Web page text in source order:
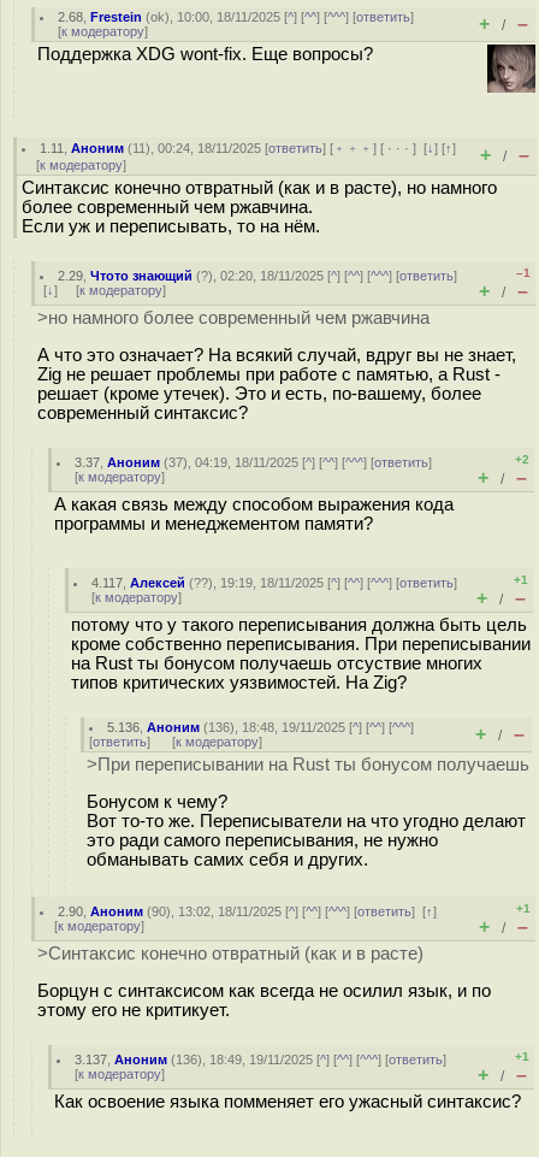
2.68 ,Frestein (ok), 10:00, 18/11/2025 [^] [^^] [^^^] [ответить]
[к модератору] + / –
Поддержка XDG wont-fix. Еще вопросы?
1.11 ,Аноним (11), 00:24, 18/11/2025 [ответить] [ ﹢﹢﹢] [ · · ·][↓] [↑]
[к модератору] + / –
Синтаксис конечно отвратный (как и в расте), но намного
более современный чем ржавчина.
Если уж и переписывать, то на нём.
2.29 ,Чтото знающий (?), 02:20, 18/11/2025 [^] [^^] [^^^] [ответить]
[↓] [к модератору]
–1
+ / –
>но намного более современный чем ржавчина
А что это означает? На всякий случай, вдруг вы не знает,
Zig не решает проблемы при работе с памятью, а Rust -
решает (кроме утечек). Это и есть, по-вашему, более
современный синтаксис?
3.37 ,Аноним (37), 04:19, 18/11/2025 [^] [^^] [^^^] [ответить]
[к модератору]
+2
+ / –
А какая связь между способом выражения кода
программы и менеджементом памяти?
4.117 ,Алексей (??), 19:19, 18/11/2025 [^] [^^] [^^^] [ответить]
[к модератору]
+1
+ / –
потому что у такого переписывания должна быть цель
кроме собственно переписывания. При переписывании
на Rust ты бонусом получаешь отсуствие многих
типов критических уязвимостей. На Zig?
5.136 ,Аноним (136), 18:48, 19/11/2025 [^] [^^] [^^^]
[ответить] [к модератору] + / –
>При переписывании на Rust ты бонусом получаешь
Бонусом к чему?
Вот то-то же. Переписыватели на что угодно делают
это ради самого переписывания, не нужно
обманывать самих себя и других.
2.90 ,Аноним (90), 13:02, 18/11/2025 [^] [^^] [^^^] [ответить][↑]
[к модератору]
+1
+ / –
>Синтаксис конечно отвратный (как и в расте)
Борцун с синтаксисом как всегда не осилил язык, и по
этому его не критикует.
3.137 ,Аноним (136), 18:49, 19/11/2025 [^] [^^] [^^^] [ответить]
[к модератору]
+1
+ / –
Как освоение языка помменяет его ужасный синтаксис?